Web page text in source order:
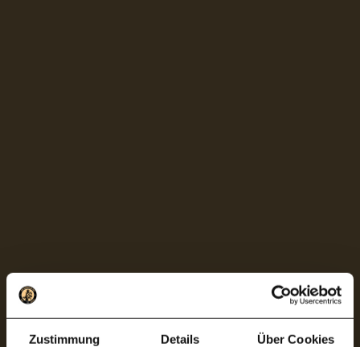
Zustimmung Details Über Cookies